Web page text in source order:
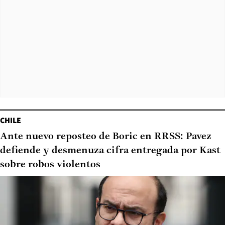
CHILE
Ante nuevo reposteo de Boric en RRSS: Pavez
defiende y desmenuza cifra entregada por Kast
sobre robos violentos